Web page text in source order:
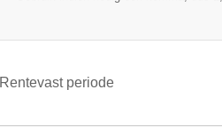
Rentevast periode